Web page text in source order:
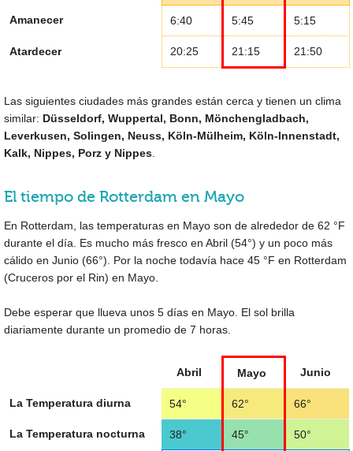
Amanecer 6:40 5:45 5:15
Atardecer 20:25 21:15 21:50
Las siguientes ciudades más grandes están cerca y tienen un clima
similar: Düsseldorf, Wuppertal, Bonn, Mönchengladbach,
Leverkusen, Solingen, Neuss, Köln-Mülheim, Köln-Innenstadt,
Kalk, Nippes, Porz y Nippes
El tiempo de Rotterdam en Mayo
En Rotterdam, las temperaturas en Mayo son de alrededor de 62 °F
durante el día. Es mucho más fresco en Abril (54°) y un poco más
cálido en Junio (66°). Por la noche todavía hace 45 °F en Rotterdam
(Cruceros por el Rin) en Mayo.
Debe esperar que llueva unos 5 días en Mayo. El sol brilla
diariamente durante un promedio de 7 horas.
Abril Mayo Junio
La Temperatura diurna 54° 62° 66°
La Temperatura nocturna 38° 45° 50°